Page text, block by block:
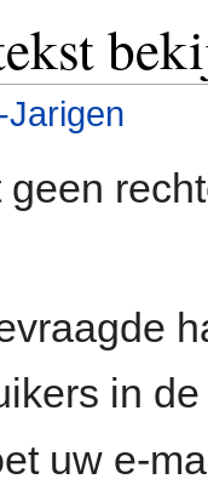
Jarigen
geen
in
uw e-